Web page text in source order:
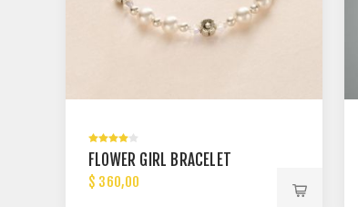
FLOWER GIRL BRACELET
$ 360,00